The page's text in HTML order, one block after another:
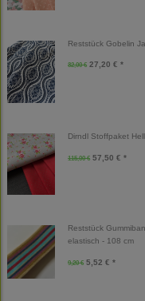
Reststück Gobelin
32,00 € 27,20 € *
Dirndl Stoffpaket
115,00 € 57,50 € *
Reststück
elastisch - 108 cm
9,20 € 5,52 € *